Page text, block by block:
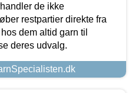
de ikke
restpartier direkte fra
dem altid garn til
deres udvalg.